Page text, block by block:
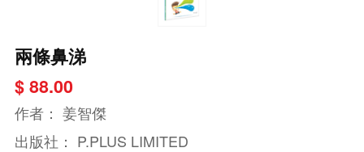
兩條鼻涕
$ 88.00
作者： 姜智傑
出版社： P.PLUS LIMITED